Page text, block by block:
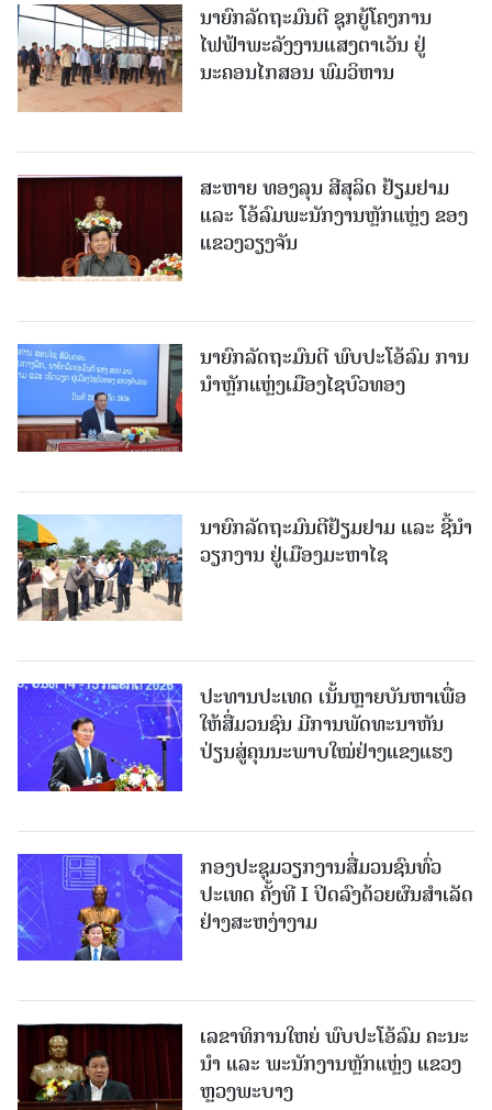
ນາຍົກລັດຖະມົນຕີ ຊຸກຍູ້ໂຄງການ
ໄຟຟ້າພະລັງງານແສງຕາເວັນ ຢູ່
ນະຄອນໄກສອນ ພົມວິຫານ
ສະຫາຍ ທອງລຸນ ສີສຸລິດ ຢ້ຽມຢາມ
ແລະ ໂອ້ລົມພະນັກງານຫຼັກແຫຼ່ງ ຂອງ
ແຂວງວຽງຈັນ
ນາຍົກລັດຖະມົນຕີ ພົບປະໂອ້ລົມ ການ
ນຳຫຼັກແຫຼ່ງເມືອງໄຊບົວທອງ
ນາຍົກລັດຖະມົນຕີຢ້ຽມຢາມ ແລະ ຊີ້ນຳ
ວຽກງານ ຢູ່ເມືອງມະຫາໄຊ
ປະທານປະເທດ ເນັ້ນຫຼາຍບັນຫາເພື່ອ
ໃຫ້ສື່ມວນຊົນ ມີການພັດທະນາຫັນ
ປ່ຽນສູ່ຄຸນນະພາບໃໝ່ຢ່າງແຂງແຮງ
ກອງປະຊຸມວຽກງານສື່ມວນຊົນທົ່ວ
ປະເທດ ຄັ້ງທີ I ປິດລົງດ້ວຍຜົນສໍາເລັດ
ຢ່າງສະຫງ່າງາມ
ເລຂາທິການໃຫຍ່ ພົບປະໂອ້ລົມ ຄະນະ
ນໍາ ແລະ ພະນັກງານຫຼັກແຫຼ່ງ ແຂວງ
ຫຼວງພະບາງ